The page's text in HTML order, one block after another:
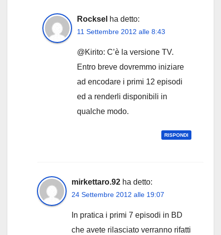
Rocksel ha detto:
11 Settembre 2012 alle 8:43
@Kirito: C’è la versione TV.
Entro breve dovremmo iniziare
ad encodare i primi 12 episodi
ed a renderli disponibili in
qualche modo.
RISPONDI
mirkettaro.92 ha detto:
24 Settembre 2012 alle 19:07
In pratica i primi 7 episodi in BD
che avete rilasciato verranno rifatti